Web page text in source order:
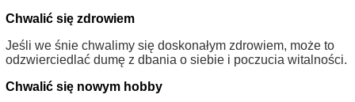
Chwalić się zdrowiem
Jeśli we śnie chwalimy się doskonałym zdrowiem, może to
odzwierciedlać dumę z dbania o siebie i poczucia witalności.
Chwalić się nowym hobby